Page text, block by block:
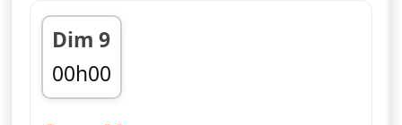
Dim 9
00h00
fin 03h00